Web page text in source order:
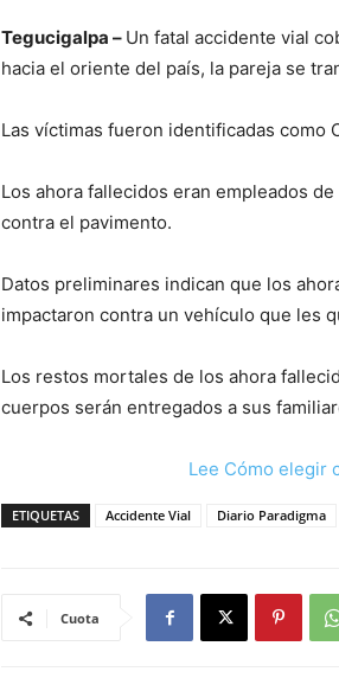
Tegucigalpa – Un fatal accidente vial
hacia el oriente del país, la pareja se
Las víctimas fueron identificadas como
Los ahora fallecidos eran empleados
contra el pavimento.
Datos preliminares indican que los
impactaron contra un vehículo que les
Los restos mortales de los ahora
cuerpos serán entregados a sus
Lee Cómo elegir
ETIQUETAS Accidente Vial Diario Paradigma
Cuota